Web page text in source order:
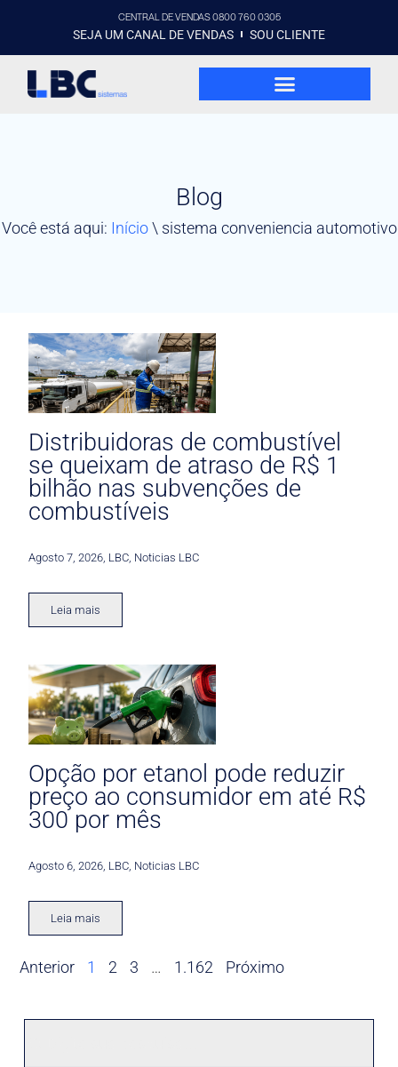
CENTRAL DE VENDAS 0800 760 0305
SEJA UM CANAL DE VENDAS SOU CLIENTE
Blog
Você está aqui: Início\ sistema conveniencia automotivo
Distribuidoras de combustível
se queixam de atraso de R$ 1
bilhão nas subvenções de
combustíveis
Agosto 7, 2026 LBC Noticias LBC
Leia mais
Opção por etanol pode reduzir
preço ao consumidor em até R$
300 por mês
Agosto 6, 2026 LBC Noticias LBC
Leia mais
Anterior 1 2 3 … 1.162 Próximo